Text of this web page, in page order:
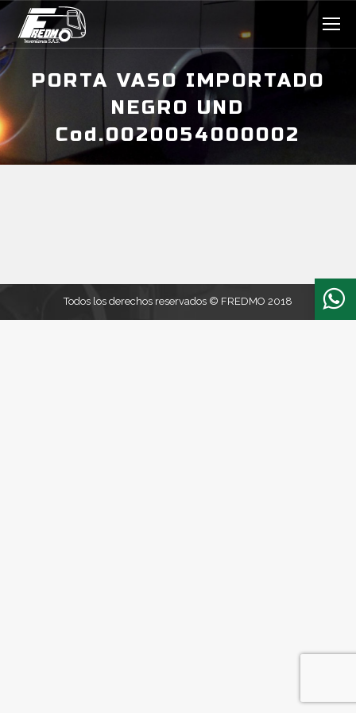
PORTA VASO IMPORTADO
NEGRO UND
Cod.0020054000002
Todos los derechos reservados © FREDMO 2018